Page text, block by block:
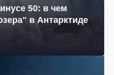
50: в чем
в Антарктиде